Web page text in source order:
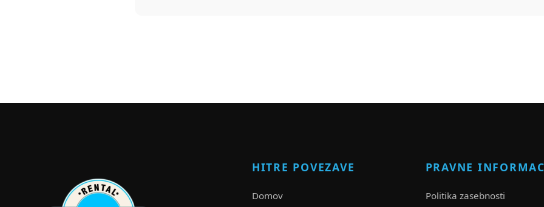
HITRE POVEZAVE
Domov
PRAVNE
Politika zasebnosti